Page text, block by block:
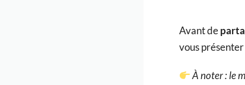
Avant de
vous présenter
À noter : le